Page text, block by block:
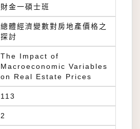
財金一碩士班
總體經濟變數對房地產價格之
探討
The Impact of
Macroeconomic Variables
on Real Estate Prices
113
2